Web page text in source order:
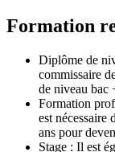
Formation
Diplôme de
commissaire
de niveau bac
Formation
est nécessaire
ans pour
Stage : Il est